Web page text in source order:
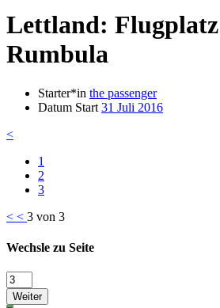
Lettland:
Rumbula
Starter*in the passenger
Datum Start 31 Juli 2016
<
1
2
3
< < 3 von 3
Wechsle zu Seite
Weiter